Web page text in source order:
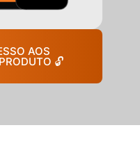
AOS
🔓